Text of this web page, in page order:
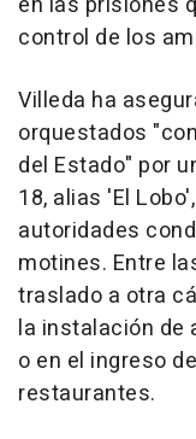
control de los
Villeda ha
orquestados
del Estado" por
18, alias 'El
autoridades
motines. Entre
traslado a otra
la instalación de
o en el ingreso
restaurantes.